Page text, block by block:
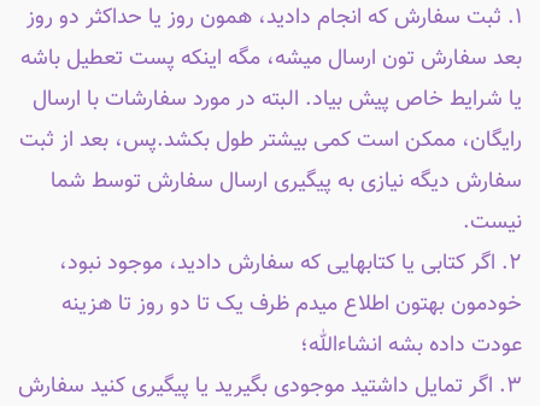
۱. ثبت سفارش که انجام دادید، همون روز یا حداکثر دو روز
بعد سفارش تون ارسال میشه، مگه اینکه پست تعطیل باشه
یا شرایط خاص پیش بیاد. البته در مورد سفارشات با ارسال
رایگان، ممکن است کمی بیشتر طول بکشد.پس، بعد از ثبت
سفارش دیگه نیازی به پیگیری ارسال سفارش توسط شما
نیست.
۲. اگر کتابی یا کتابهایی که سفارش دادید، موجود نبود،
خودمون بهتون اطلاع میدم ظرف یک تا دو روز تا هزینه
عودت داده بشه انشاءالله؛
۳. اگر تمایل داشتید موجودی بگیرید یا پیگیری کنید سفارش